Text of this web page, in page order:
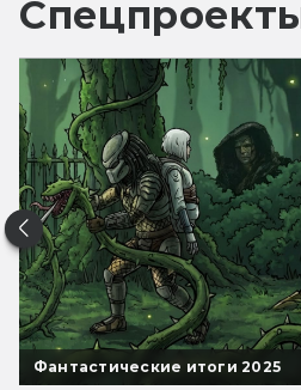
Фантастические итоги 2025